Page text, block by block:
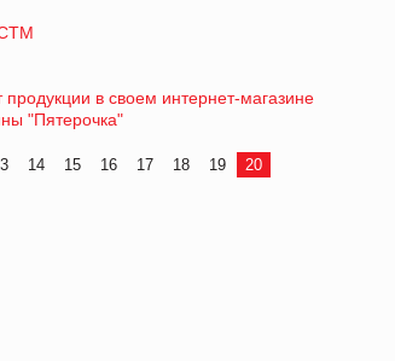
СТМ
в своем интернет-магазине
"Пятерочка"
14 15 16 17 18 19 20